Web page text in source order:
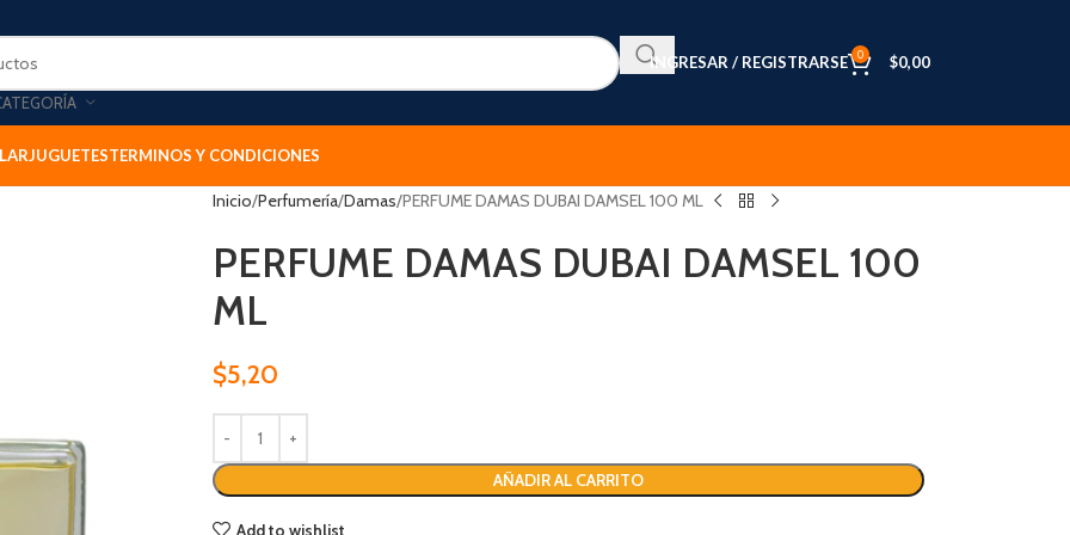
INGRESAR / REGISTRARSE 0 $0,00
JUGUETESTERMINOS Y CONDICIONES
Inicio Perfumería Damas PERFUME DAMAS DUBAI DAMSEL 100 ML
PERFUME DAMAS DUBAI DAMSEL 100
ML
$5,20
AÑADIR AL CARRITO
Add to wishlist